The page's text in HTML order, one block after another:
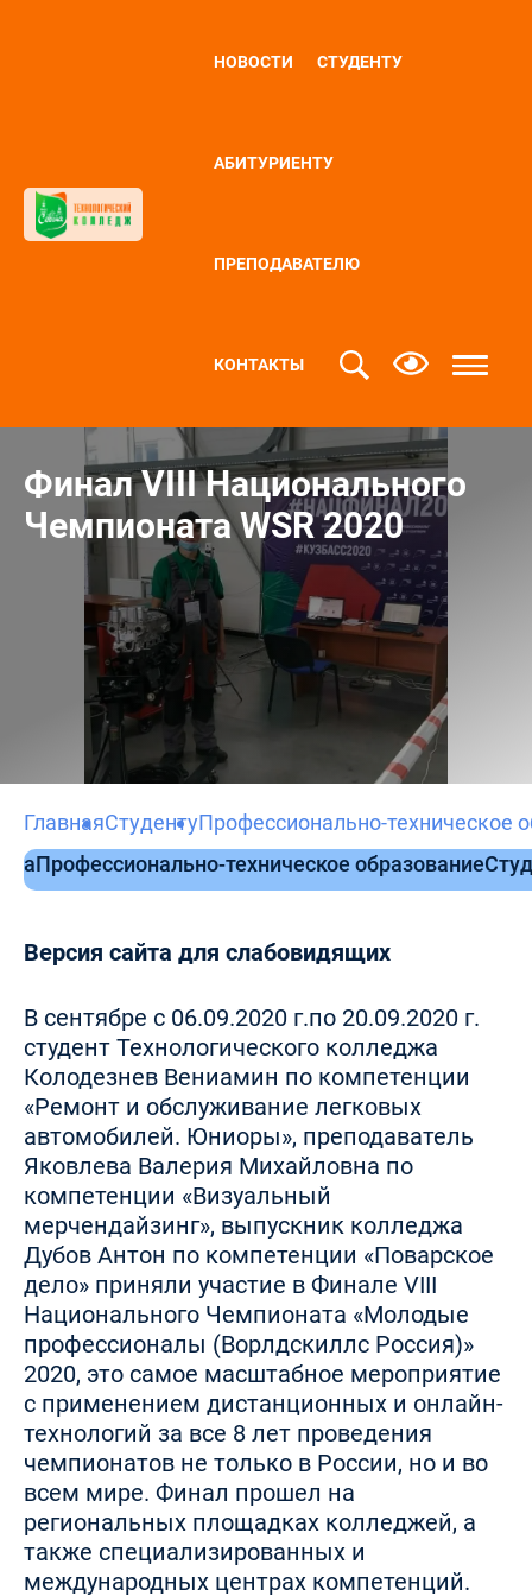
НОВОСТИ СТУДЕНТУ
АБИТУРИЕНТУ
ПРЕПОДАВАТЕЛЮ
КОНТАКТЫ
Финал VIII Национального
Чемпионата WSR 2020
ГлавнаяСтудентуПрофессионально-техническое
Профессионально-техническое образование
Версия сайта для слабовидящих
В сентябре с 06.09.2020 г.по 20.09.2020 г.
студент Технологического колледжа
Колодезнев Вениамин по компетенции
«Ремонт и обслуживание легковых
автомобилей. Юниоры», преподаватель
Яковлева Валерия Михайловна по
компетенции «Визуальный
мерчендайзинг», выпускник колледжа
Дубов Антон по компетенции «Поварское
дело» приняли участие в Финале VIII
Национального Чемпионата «Молодые
профессионалы (Ворлдскиллс Россия)»
2020, это самое масштабное мероприятие
с применением дистанционных и онлайн-
технологий за все 8 лет проведения
чемпионатов не только в России, но и во
всем мире. Финал прошел на
региональных площадках колледжей, а
также специализированных и
международных центрах компетенций.